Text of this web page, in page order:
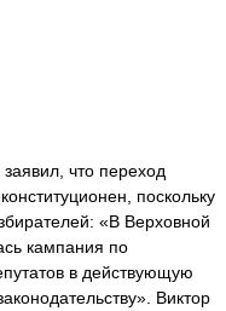
что переход
поскольку
«В Верховной
кампания по
в действующую
Виктор